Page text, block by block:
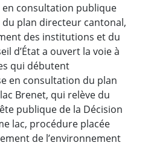
en consultation publique
plan directeur cantonal,
des institutions et du
d’État a ouvert la voie à
qui débutent
en consultation du plan
Brenet, qui relève du
publique de la Décision
lac, procédure placée
de l’environnement